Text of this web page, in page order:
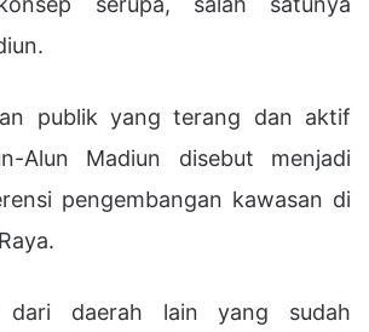
publik yang terang dan aktif
Alun Madiun disebut menjadi
pengembangan kawasan di
dari daerah lain yang sudah